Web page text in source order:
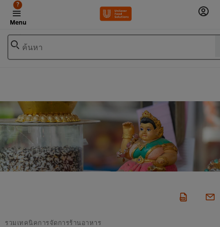
Menu
?
ค้นหา
รวมเทคนิคการจัดการร้านอาหาร